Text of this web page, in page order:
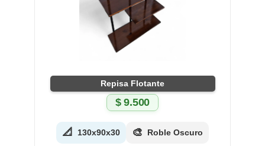
Repisa Flotante
$9.500
📐 130x90x30 🎨 Roble Oscuro